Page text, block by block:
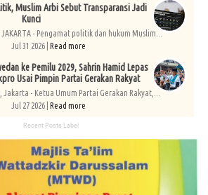
Muslim Arbi Sebut Transparansi Jadi
Kunci
- Pengamat politik dan hukum Muslim...
Jul 31 2026 | Read more
ke Pemilu 2029, Sahrin Hamid Lepas
Usai Pimpin Partai Gerakan Rakyat
Jakarta - Ketua Umum Partai Gerakan Rakyat,...
Jul 27 2026 | Read more
Recent Posts Label